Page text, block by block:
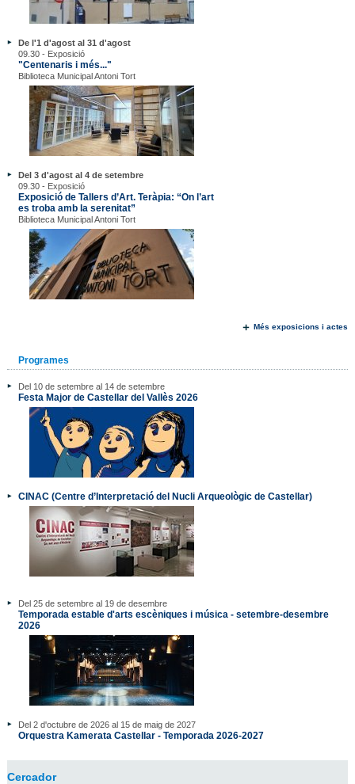
De l'1 d'agost al 31 d'agost
09.30 - Exposició
"Centenaris i més..."
Biblioteca Municipal Antoni Tort
Del 3 d'agost al 4 de setembre
09.30 - Exposició
Exposició de Tallers d’Art. Teràpia: “On l’art
es troba amb la serenitat”
Biblioteca Municipal Antoni Tort
Més exposicions i actes
Programes
Del 10 de setembre al 14 de setembre
Festa Major de Castellar del Vallès 2026
CINAC (Centre d’Interpretació del Nucli Arqueològic de Castellar)
Del 25 de setembre al 19 de desembre
Temporada estable d'arts escèniques i música - setembre-desembre
2026
Del 2 d'octubre de 2026 al 15 de maig de 2027
Orquestra Kamerata Castellar - Temporada 2026-2027
Cercador